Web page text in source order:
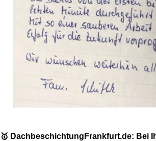
🥇 DachbeschichtungFrankfurt.de: Bei